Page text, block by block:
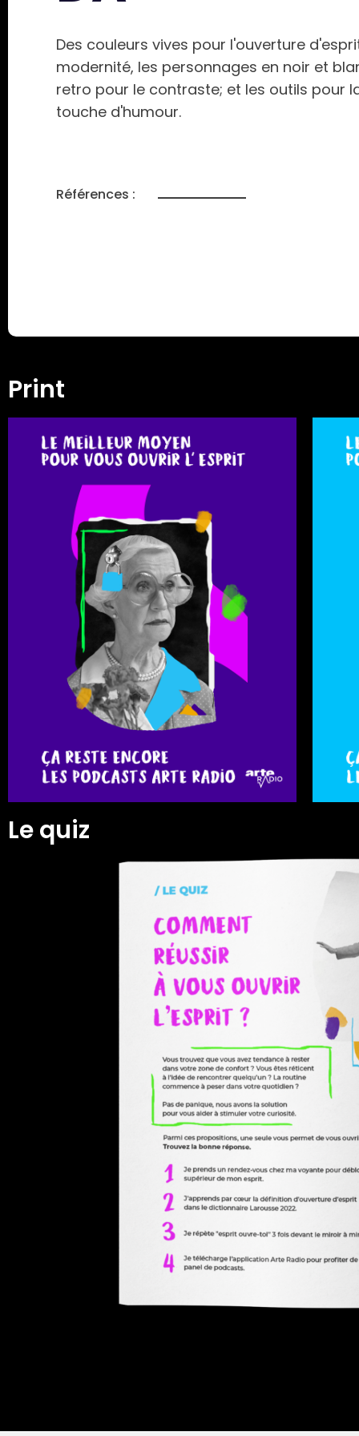
Des couleurs vives pour l'ouverture
modernité, les personnages en noir et
retro pour le contraste; et les outils pour
touche d'humour.
Références :
Print
Le quiz